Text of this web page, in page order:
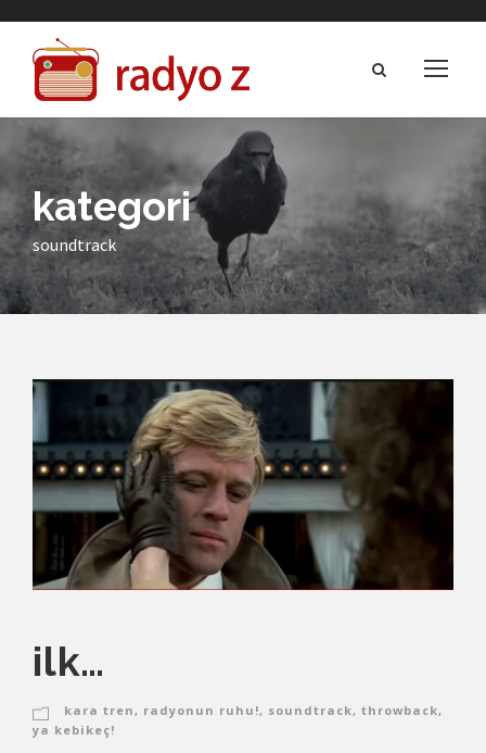
kategori
soundtrack
ilk…
kara tren, radyonun ruhu!, soundtrack, throwback,
ya kebikeç!